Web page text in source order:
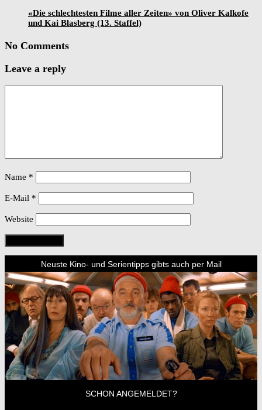
«Die schlechtesten Filme aller Zeiten» von Oliver Kalkofe
und Kai Blasberg (13. Staffel)
No Comments
Leave a reply
Name *
E-Mail *
Website